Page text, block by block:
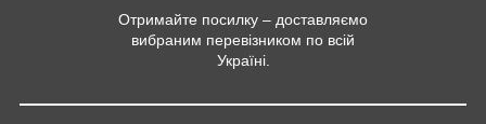
Отримайте посилку – доставляємо
вибраним перевізником по всій
Україні.